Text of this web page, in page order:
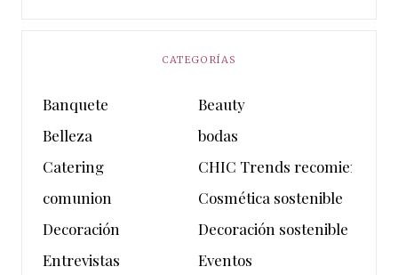
CATEGORÍAS
Banquete
Beauty
Belleza
bodas
Catering
CHIC Trends recomienda
comunion
Cosmética sostenible
Decoración
Decoración sostenible
Entrevistas
Eventos